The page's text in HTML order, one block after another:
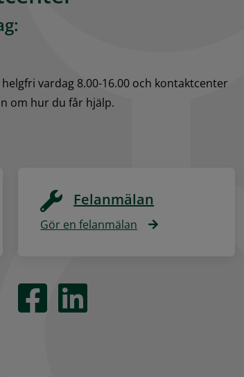
vardag 8.00-16.00 och kontaktcenter
om hur du får hjälp.
Felanmälan
Gör en felanmälan